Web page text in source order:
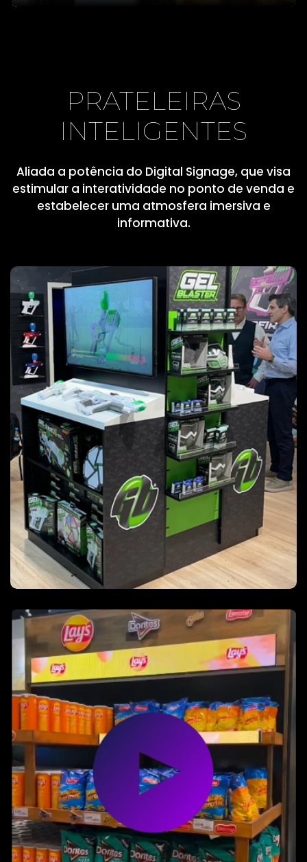
PRATELEIRAS
INTELIGENTES
Aliada a potência do Digital Signage, que visa
estimular a interatividade no ponto de venda e
estabelecer uma atmosfera imersiva e
informativa.